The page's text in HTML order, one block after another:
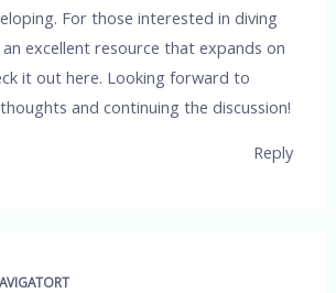
For those interested in diving
excellent resource that expands on
it out here. Looking forward to
and continuing the discussion!
Reply